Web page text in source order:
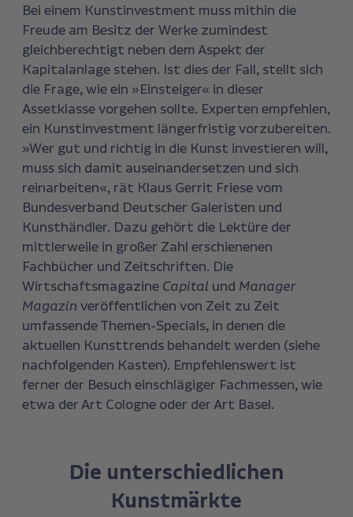
Bei einem Kunstinvestment muss mithin die
Freude am Besitz der Werke zumindest
gleichberechtigt neben dem Aspekt der
Kapitalanlage stehen. Ist dies der Fall, stellt sich
die Frage, wie ein »Einsteiger« in dieser
Assetklasse vorgehen sollte. Experten empfehlen,
ein Kunstinvestment länger­fristig vorzubereiten.
»Wer gut und richtig in die Kunst investieren will,
muss sich damit auseinandersetzen und sich
reinarbeiten«, rät Klaus Gerrit ­Friese vom
Bundesverband Deutscher Galeristen und
Kunsthändler. Dazu gehört die Lektüre der
mittlerweile in großer Zahl erschienenen
Fachbücher und Zeitschriften. Die
WirtschaftsmagazineCapital und Manager
Magazinveröffentlichen von Zeit zu Zeit
umfassende Themen-Specials, in denen die
aktuellen Kunsttrends behandelt werden (siehe
nachfolgenden Kasten). Empfehlenswert ist
ferner der Besuch einschlägiger Fachmessen, wie
etwa der Art Cologne oder der Art Basel.
Die unterschiedlichen
Kunstmärkte